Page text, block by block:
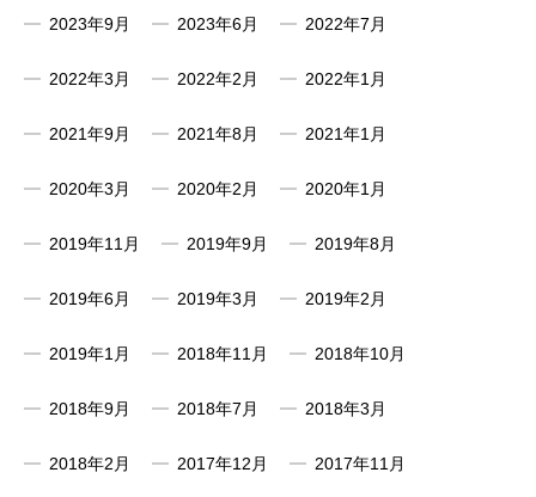
2023年9月 2023年6月 2022年7月
2022年3月 2022年2月 2022年1月
2021年9月 2021年8月 2021年1月
2020年3月 2020年2月 2020年1月
2019年11月 2019年9月 2019年8月
2019年6月 2019年3月 2019年2月
2019年1月 2018年11月 2018年10月
2018年9月 2018年7月 2018年3月
2018年2月 2017年12月 2017年11月